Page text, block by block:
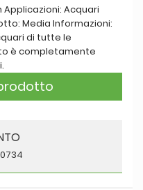
Applicazioni: Acquari
Media Informazioni:
di tutte le
è completamente